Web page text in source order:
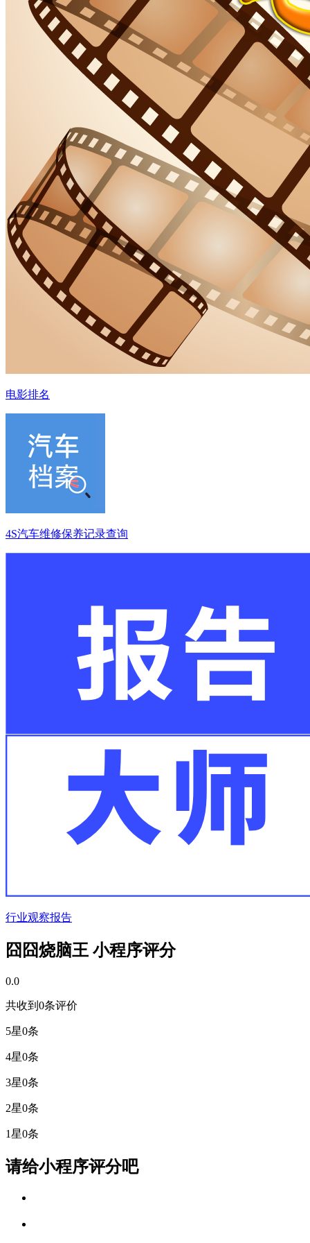
电影排名
4S汽车维修保养记录查询
行业观察报告
囧囧烧脑王 小程序评分
0.0
共收到0条评价
5星0条
4星0条
3星0条
2星0条
1星0条
请给小程序评分吧